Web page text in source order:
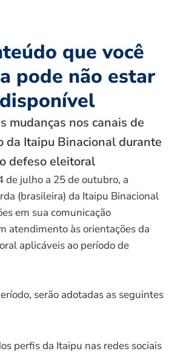
que você
pode não estar
disponível
mudanças nos canais de
da Itaipu Binacional durante
o defeso eleitoral
de julho a 25 de outubro, a
(brasileira) da Itaipu Binacional
em sua comunicação
atendimento às orientações da
aplicáveis ao período de
serão adotadas as seguintes
perfis da Itaipu nas redes sociais